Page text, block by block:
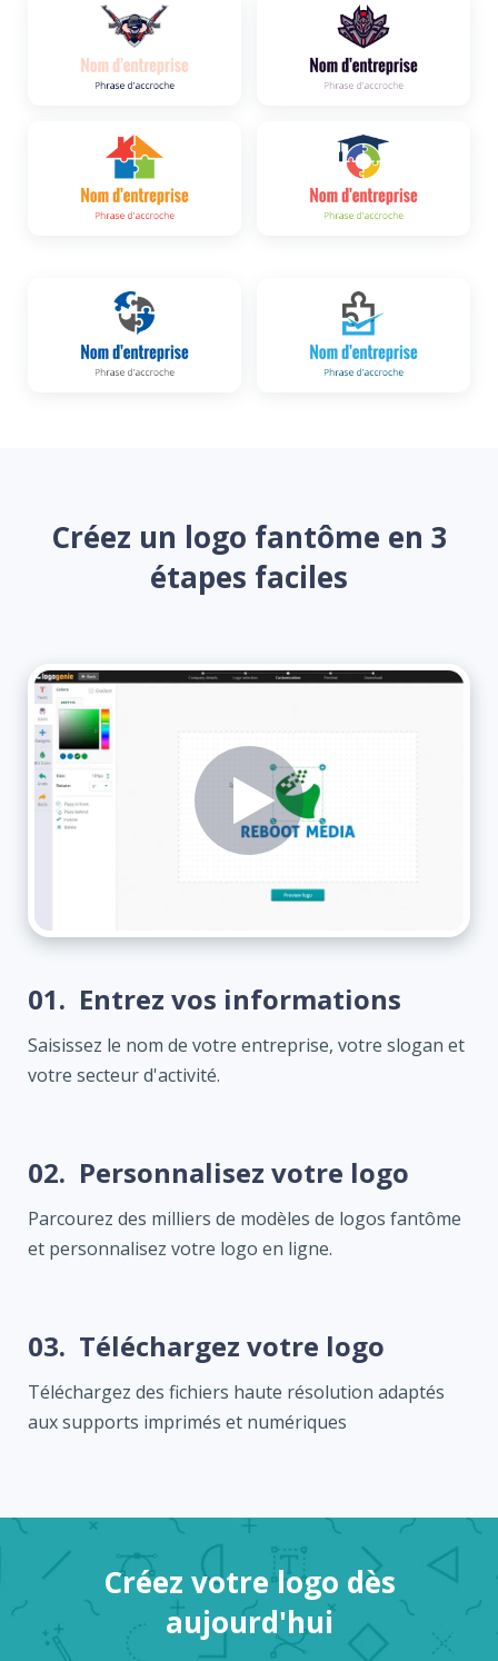
Créez un logo fantôme en 3
étapes faciles
01. Entrez vos informations
Saisissez le nom de votre entreprise, votre slogan et
votre secteur d'activité.
02. Personnalisez votre logo
Parcourez des milliers de modèles de logos fantôme
et personnalisez votre logo en ligne.
03. Téléchargez votre logo
Téléchargez des fichiers haute résolution adaptés
aux supports imprimés et numériques
Créez votre logo dès
aujourd'hui